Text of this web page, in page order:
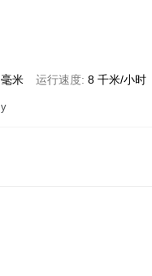
米 运行速度 8 千米/小时